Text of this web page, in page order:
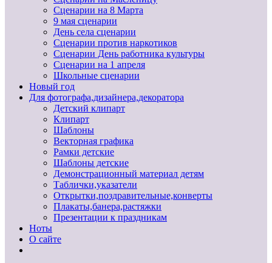
Сценарии на 8 Марта
9 мая сценарии
День села сценарии
Сценарии против наркотиков
Сценарии День работника культуры
Сценарии на 1 апреля
Школьные сценарии
Новый год
Для фотографа,дизайнера,декоратора
Детский клипарт
Клипарт
Шаблоны
Векторная графика
Рамки детские
Шаблоны детские
Демонстрационный материал детям
Таблички,указатели
Открытки,поздравительные,конверты
Плакаты,банера,растяжки
Презентации к праздникам
Ноты
О сайте